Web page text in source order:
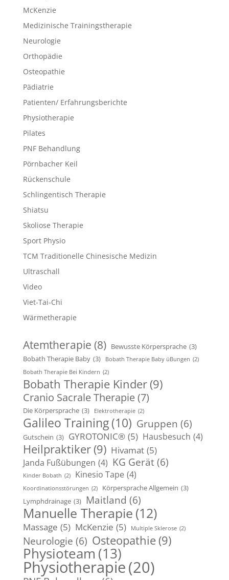
McKenzie
Medizinische Trainingstherapie
Neurologie
Orthopädie
Osteopathie
Pädiatrie
Patienten/ Erfahrungsberichte
Physiotherapie
Pilates
PNF Behandlung
Pörnbacher Keil
Rückenschule
Schlingentisch Therapie
Shiatsu
Skoliose Therapie
Sport Physio
TCM Traditionelle Chinesische Medizin
Ultraschall
Video
Viet-Tai-Chi
Wärmetherapie
Atemtherapie (8) Bewusste Körpersprache (3)
Bobath Therapie Baby (3) Bobath Therapie Baby üBungen (2)
Bobath Therapie Bei Kindern (2)
Bobath Therapie Kinder (9)
Cranio Sacrale Therapie(7)
Die Körpersprache (3) Elektrotherapie (2)
Galileo Training(10) Gruppen (6)
Gutschein (3) GYROTONIC® (5) Hausbesuch (4)
Heilpraktiker (9) Hivamat (5)
Janda Fußübungen (4) KG Gerät (6)
Kinder Bobath (2) Kinesio Tape (4)
Koordinationsstörungen (2) Körpersprache Allgemein (3)
Lymphdrainage (3) Maitland (6)
Manuelle Therapie (12)
Massage (5) McKenzie (5) Multiple Sklerose (2)
Neurologie (6) Osteopathie (9)
Physioteam (13)
Physiotherapie(20)